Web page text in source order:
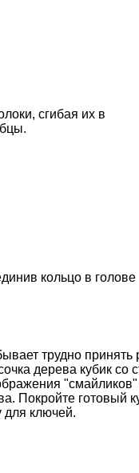
сгибая их в
кольцо в голове
трудно
дерева кубик
Покройте готовый
для ключей.